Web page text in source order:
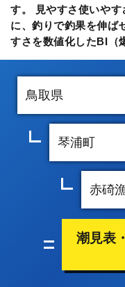
す。 見やすさ使いや
に、釣りで釣果を伸ば
すさを数値化したBI（
潮見表